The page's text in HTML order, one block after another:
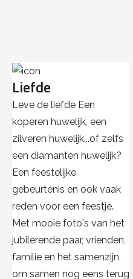
Liefde
Leve de liefde Een
koperen huwelijk, een
zilveren huwelijk...of zelfs
een diamanten huwelijk?
Een feestelijke
gebeurtenis en ook vaak
reden voor een feestje.
Met mooie foto's van het
jubilerende paar, vrienden,
familie en het samenzijn,
om samen nog eens terug